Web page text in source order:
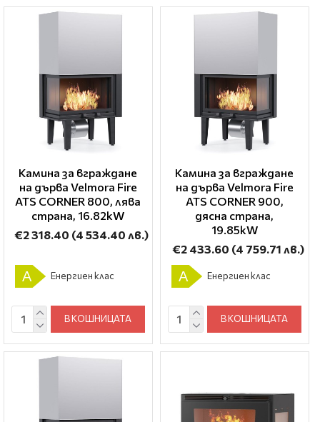
Камина за вграждане
на дърва Velmora Fire
ATS CORNER 800, лява
страна, 16.82kW
€2 318.40 (4 534.40 лв.)
A Енергиен клас
В КОШНИЦАТА
Камина за вграждане
на дърва Velmora Fire
ATS CORNER 900,
дясна страна,
19.85kW
€2 433.60 (4 759.71 лв.)
A Енергиен клас
В КОШНИЦАТА